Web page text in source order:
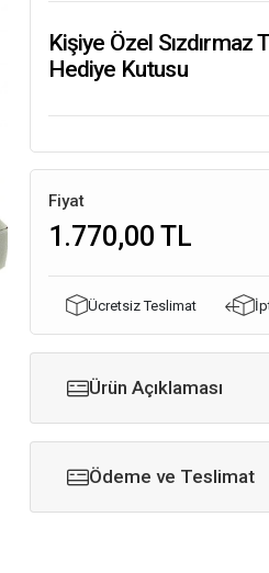
Kişiye Özel
Hediye Kutusu
Fiyat
1.770,00 TL
Ücretsiz Teslimat
Ürün Açıklaması
Ödeme ve Teslimat